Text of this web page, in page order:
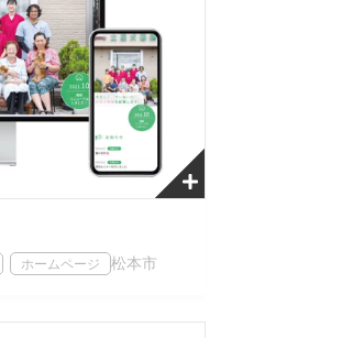
ホームページ 松本市